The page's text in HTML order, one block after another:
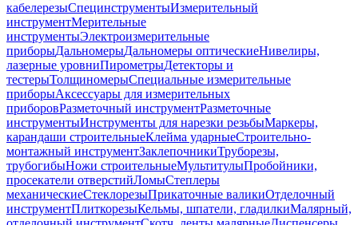
кабелерезыСпецинструментыИзмерительный
инструментМерительные
инструментыЭлектроизмерительные
приборыДальномерыДальномеры оптическиеНивелиры,
лазерные уровниПирометрыДетекторы и
тестерыТолщиномерыСпециальные измерительные
приборыАксессуары для измерительных
приборовРазметочный инструментРазметочные
инструментыИнструменты для нарезки резьбыМаркеры,
карандаши строительныеКлейма ударныеСтроительно-
монтажный инструментЗаклепочникиТруборезы,
трубогибыНожи строительныеМультитулыПробойники,
просекатели отверстийЛомыСтеплеры
механическиеСтеклорезыПрикаточные валикиОтделочный
инструментПлиткорезыКельмы, шпатели, гладилкиМалярный,